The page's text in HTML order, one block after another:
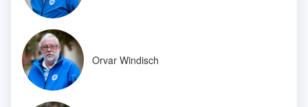
Orvar Windisch